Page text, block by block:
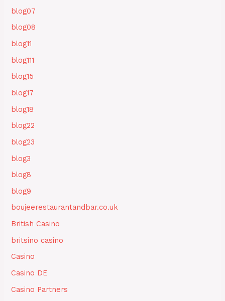
blog07
blog08
blog11
blog111
blog15
blog17
blog18
blog22
blog23
blog3
blog8
blog9
boujeerestaurantandbar.co.uk
British Casino
britsino casino
Casino
Casino DE
Casino Partners